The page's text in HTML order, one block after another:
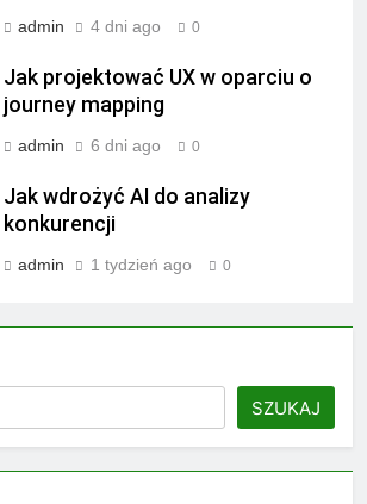
admin 4 dni ago 0
Jak projektować UX w oparciu o
journey mapping
admin 6 dni ago 0
Jak wdrożyć AI do analizy
konkurencji
admin 1 tydzień ago 0
SZUKAJ